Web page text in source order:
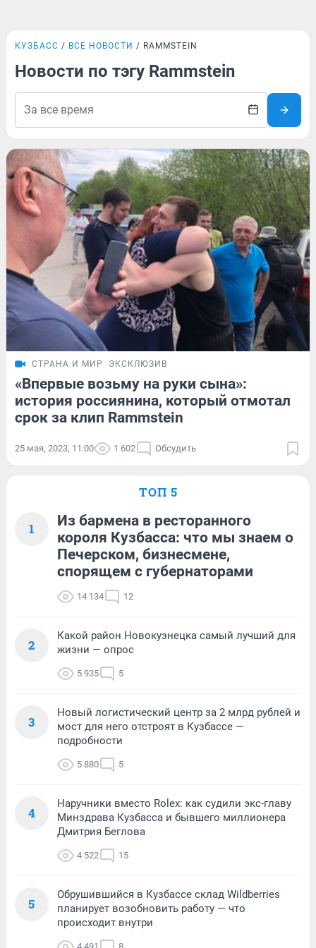
КУЗБАСС ВСЕ НОВОСТИ RAMMSTEIN
Новости по тэгу Rammstein
СТРАНА И МИР ЭКСКЛЮЗИВ
«Впервые возьму на руки сына»:
история россиянина, который отмотал
срок за клип Rammstein
25 мая, 2023, 11:00 1 602 Обсудить
ТОП 5
1
Из бармена в ресторанного
короля Кузбасса: что мы знаем о
Печерском, бизнесмене,
спорящем с губернаторами
14 134 12
2
Какой район Новокузнецка самый лучший для
жизни — опрос
5 935 5
3
Новый логистический центр за 2 млрд рублей и
мост для него отстроят в Кузбассе —
подробности
5 880 5
4
Наручники вместо Rolex: как судили экс-главу
Минздрава Кузбасса и бывшего миллионера
Дмитрия Беглова
4 522 15
5
Обрушившийся в Кузбассе склад Wildberries
планирует возобновить работу — что
происходит внутри